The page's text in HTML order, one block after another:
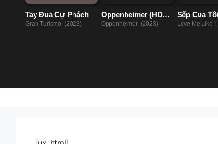
Tay Đua Cự Phách
Gran Turismo (2023)
Oppenheimer (HD
CAM)
Oppenheimer (2023)
Sếp Của
Như Vậy
Love Me Like